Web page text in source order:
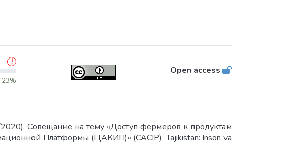
23%
Open access
2020). Совещание на тему «Доступ фермеров к продуктам
Платформы (ЦАКИП)» (CACIP). Tajikistan: Inson va